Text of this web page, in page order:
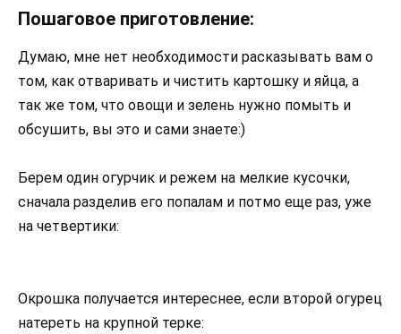
Пошаговое приготовление:
Думаю, мне нет необходимости расказывать вам о
том, как отваривать и чистить картошку и яйца, а
так же том, что овощи и зелень нужно помыть и
обсушить, вы это и сами знаете:)
Берем один огурчик и режем на мелкие кусочки,
сначала разделив его попалам и потмо еще раз, уже
на четвертики:
Окрошка получается интереснее, если второй огурец
натереть на крупной терке: